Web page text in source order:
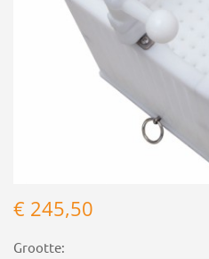
€ 245,50
Grootte: